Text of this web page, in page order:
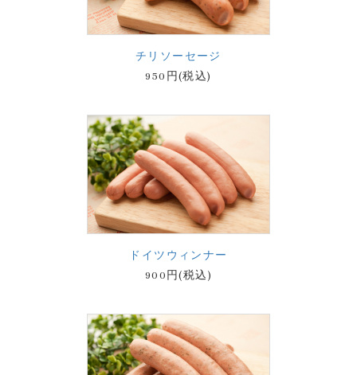
チリソーセージ
950円(税込)
ドイツウィンナー
900円(税込)